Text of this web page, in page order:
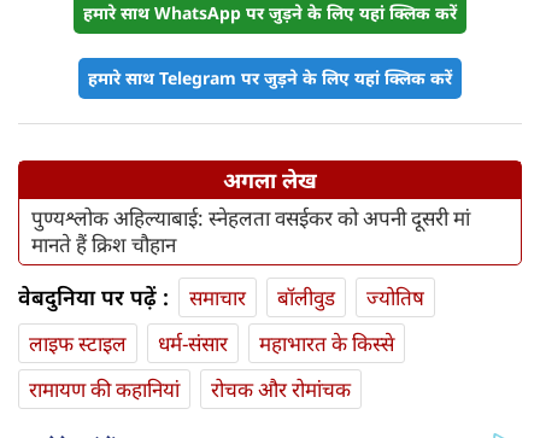
हमारे साथ WhatsApp पर जुड़ने के लिए यहां क्लिक करें
हमारे साथ Telegram पर जुड़ने के लिए यहां क्लिक करें
अगला लेख
पुण्यश्लोक अहिल्याबाई: स्नेहलता वसईकर को अपनी दूसरी मां
मानते हैं क्रिश चौहान
वेबदुनिया पर पढ़ें : समाचार बॉलीवुड
ज्योतिष
लाइफ स्‍टाइल
धर्म-संसार
महाभारत के किस्से
रामायण की कहानियां
रोचक और रोमांचक